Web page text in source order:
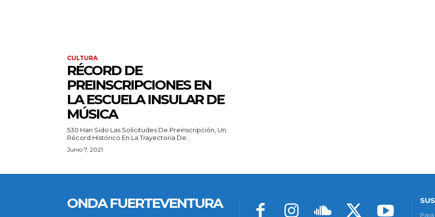
CULTURA
RÉCORD DE
PREINSCRIPCIONES EN
LA ESCUELA INSULAR DE
MÚSICA
530 Han Sido Las Solicitudes De Preinscripción, Un
Récord Histórico En La Trayectoria De...
Junio 7, 2021
ONDA FUERTEVENTURA